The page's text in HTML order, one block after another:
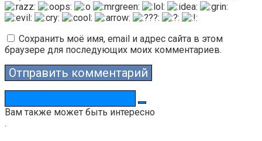
Сохранить моё имя, email и адрес сайта в этом
браузере для последующих моих комментариев.
Вам также может быть интересно
.